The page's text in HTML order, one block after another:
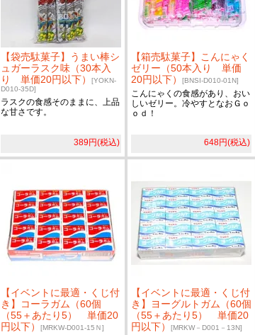
【袋売駄菓子】うまい棒シ
ュガーラスク味（30本入
り 単価20円以下）
[YOKN-
D010-35D]
ラスクの食感そのままに、上品
な甘さです。
389円(税込)
【箱売駄菓子】こんにゃく
ゼリー（50本入り 単価
20円以下）
[BNSI-D010-01N]
こんにゃくの食感があり、おい
しいゼリー。冷やすとなおＧｏ
ｏｄ！
648円(税込)
【イベントに最適・くじ付
き】コーラガム（60個
（55＋あたり5） 単価20
円以下）
[MRKW-D001-15Ｎ]
【イベントに最適・くじ付
き】ヨーグルトガム（60個
（55＋あたり5） 単価20
円以下）
[MRKW－D001－13N]